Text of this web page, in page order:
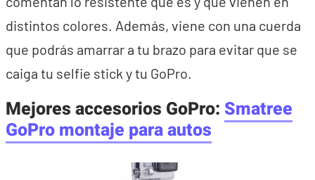
distintos colores. Además, viene con una cuerda
que podrás amarrar a tu brazo para evitar que se
caiga tu selfie stick y tu GoPro.
Mejores accesorios GoPro: Smatree
GoPro montaje para autos